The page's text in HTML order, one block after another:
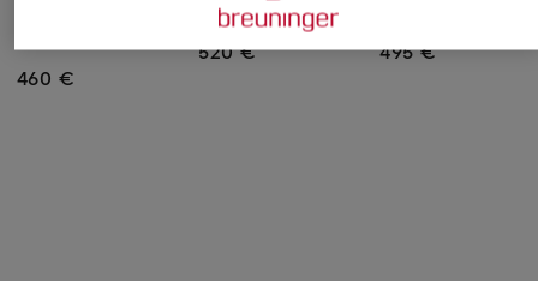
460 €
Sneaker HI STAR
520 € 495 €